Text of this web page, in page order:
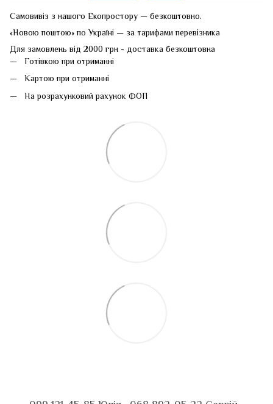
Самовивіз з нашого Екопростору — безкоштовно.
«Новою поштою» по Україні — за тарифами перевізника
Для замовлень від 2000 грн - доставка безкоштовна
Готівкою при отриманні
Картою при отриманні
На розрахунковий рахунок ФОП